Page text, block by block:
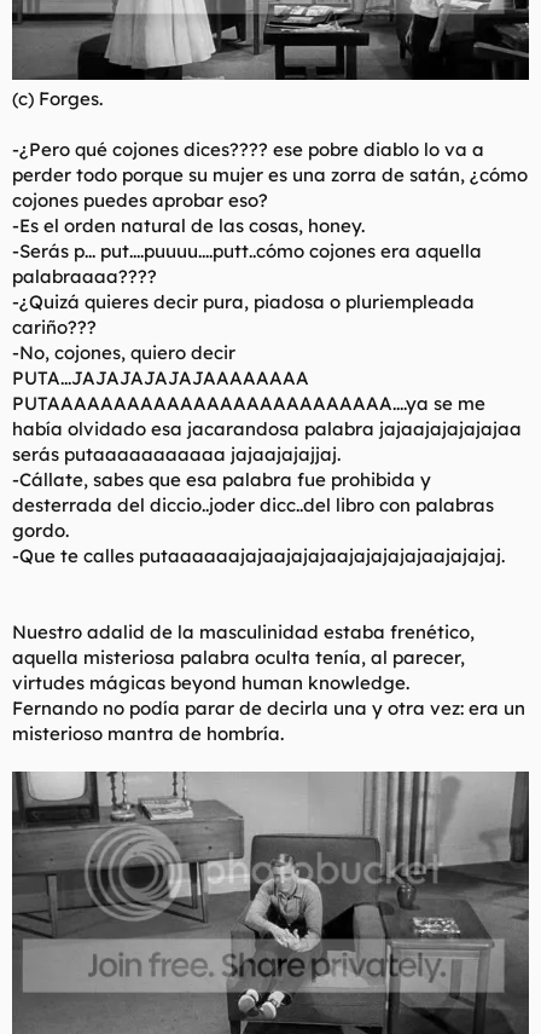
(c) Forges.
-¿Pero qué cojones dices???? ese pobre diablo lo va a
perder todo porque su mujer es una zorra de satán, ¿cómo
cojones puedes aprobar eso?
-Es el orden natural de las cosas, honey.
-Serás p... put....puuuu....putt..cómo cojones era aquella
palabraaaa????
-¿Quizá quieres decir pura, piadosa o pluriempleada
cariño???
-No, cojones, quiero decir
PUTA...JAJAJAJAJAJAAAAAAAA
PUTAAAAAAAAAAAAAAAAAAAAAAAAAA....ya se me
había olvidado esa jacarandosa palabra jajaajajajajajaa
serás putaaaaaaaaaaa jajaajajajjaj.
-Cállate, sabes que esa palabra fue prohibida y
desterrada del diccio..joder dicc..del libro con palabras
gordo.
-Que te calles putaaaaaajajaajajajaajajajajajaajajajaj.
Nuestro adalid de la masculinidad estaba frenético,
aquella misteriosa palabra oculta tenía, al parecer,
virtudes mágicas beyond human knowledge.
Fernando no podía parar de decirla una y otra vez: era un
misterioso mantra de hombría.